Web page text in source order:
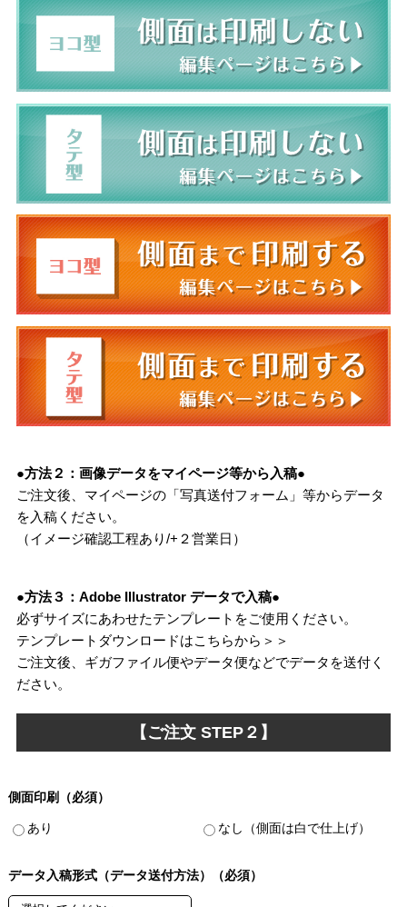
●方法２：画像データをマイページ等から入稿●
ご注文後、マイページの「写真送付フォーム」等からデータ
を入稿ください。
（イメージ確認工程あり/+２営業日）
●方法３：Adobe Illustrator データで入稿●
必ずサイズにあわせたテンプレートをご使用ください。
テンプレートダウンロードはこちらから＞＞
ご注文後、ギガファイル便やデータ便などでデータを送付く
ださい。
【ご注文 STEP２】
側面印刷（必須）
あり なし（側面は白で仕上げ）
データ入稿形式（データ送付方法）（必須）